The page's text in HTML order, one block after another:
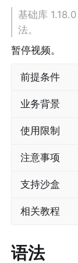
基础库
法。
暂停视频。
前提条件
业务背景
使用限制
注意事项
支持沙盒
相关教程
语法